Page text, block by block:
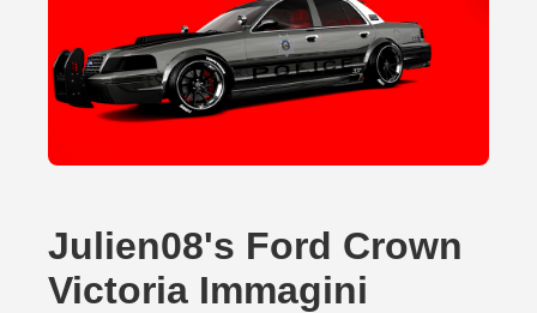
Julien08's Ford Crown
Victoria Immagini